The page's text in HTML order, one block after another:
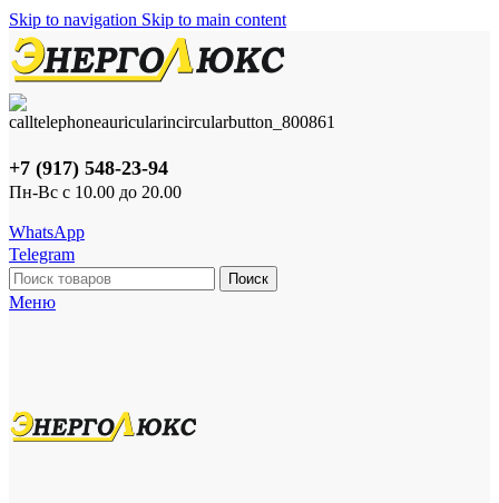
Skip to navigation Skip to main content
+7 (917) 548-23-94
Пн-Вс с 10.00 до 20.00
WhatsApp
Telegram
Поиск
Меню